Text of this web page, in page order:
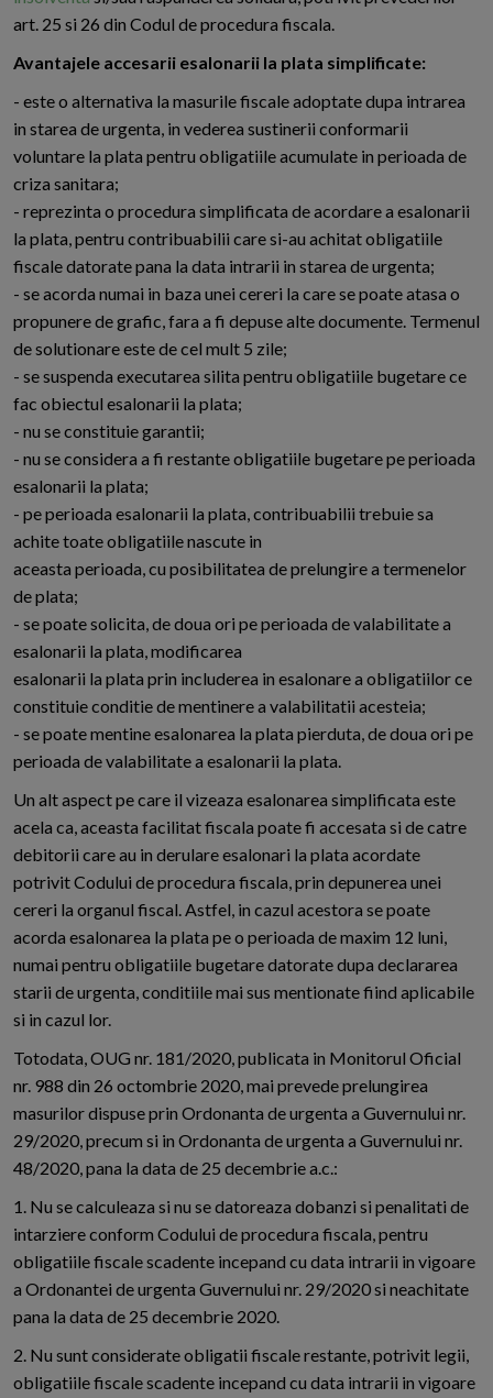
art. 25 si 26 din Codul de procedura fiscala.
Avantajele accesarii esalonarii la plata simplificate:
- este o alternativa la masurile fiscale adoptate dupa intrarea
in starea de urgenta, in vederea sustinerii conformarii
voluntare la plata pentru obligatiile acumulate in perioada de
criza sanitara;
- reprezinta o procedura simplificata de acordare a esalonarii
la plata, pentru contribuabilii care si-au achitat obligatiile
fiscale datorate pana la data intrarii in starea de urgenta;
- se acorda numai in baza unei cereri la care se poate atasa o
propunere de grafic, fara a fi depuse alte documente. Termenul
de solutionare este de cel mult 5 zile;
- se suspenda executarea silita pentru obligatiile bugetare ce
fac obiectul esalonarii la plata;
- nu se constituie garantii;
- nu se considera a fi restante obligatiile bugetare pe perioada
esalonarii la plata;
- pe perioada esalonarii la plata, contribuabilii trebuie sa
achite toate obligatiile nascute in
aceasta perioada, cu posibilitatea de prelungire a termenelor
de plata;
- se poate solicita, de doua ori pe perioada de valabilitate a
esalonarii la plata, modificarea
esalonarii la plata prin includerea in esalonare a obligatiilor ce
constituie conditie de mentinere a valabilitatii acesteia;
- se poate mentine esalonarea la plata pierduta, de doua ori pe
perioada de valabilitate a esalonarii la plata.
Un alt aspect pe care il vizeaza esalonarea simplificata este
acela ca, aceasta facilitat fiscala poate fi accesata si de catre
debitorii care au in derulare esalonari la plata acordate
potrivit Codului de procedura fiscala, prin depunerea unei
cereri la organul fiscal. Astfel, in cazul acestora se poate
acorda esalonarea la plata pe o perioada de maxim 12 luni,
numai pentru obligatiile bugetare datorate dupa declararea
starii de urgenta, conditiile mai sus mentionate fiind aplicabile
si in cazul lor.
Totodata, OUG nr. 181/2020, publicata in Monitorul Oficial
nr. 988 din 26 octombrie 2020, mai prevede prelungirea
masurilor dispuse prin Ordonanta de urgenta a Guvernului nr.
29/2020, precum si in Ordonanta de urgenta a Guvernului nr.
48/2020, pana la data de 25 decembrie a.c.:
1. Nu se calculeaza si nu se datoreaza dobanzi si penalitati de
intarziere conform Codului de procedura fiscala, pentru
obligatiile fiscale scadente incepand cu data intrarii in vigoare
a Ordonantei de urgenta Guvernului nr. 29/2020 si neachitate
pana la data de 25 decembrie 2020.
2. Nu sunt considerate obligatii fiscale restante, potrivit legii,
obligatiile fiscale scadente incepand cu data intrarii in vigoare